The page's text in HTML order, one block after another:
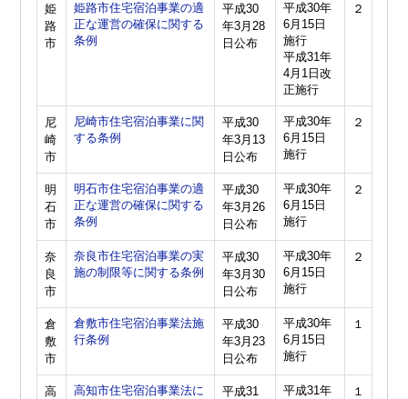
姫
路
市
姫路市住宅宿泊事業の適
正な運営の確保に関する
条例
平成30
年3月28
日公布
平成30年
6月15日
施行
平成31年
4月1日改
正施行
２
尼
崎
市
尼崎市住宅宿泊事業に関
する条例
平成30
年3月13
日公布
平成30年
6月15日
施行
２
明
石
市
明石市住宅宿泊事業の適
正な運営の確保に関する
条例
平成30
年3月26
日公布
平成30年
6月15日
施行
２
奈
良
市
奈良市住宅宿泊事業の実
施の制限等に関する条例
平成30
年3月30
日公布
平成30年
6月15日
施行
２
倉
敷
市
倉敷市住宅宿泊事業法施
行条例
平成30
年3月23
日公布
平成30年
6月15日
施行
１
高
高知市住宅宿泊事業法に
平成31
平成31年
１